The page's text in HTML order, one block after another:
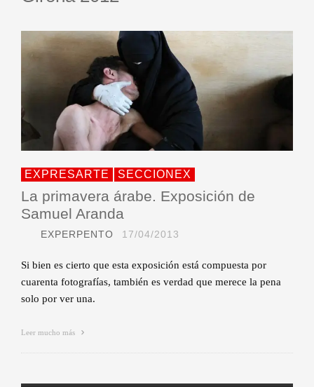
EXPRESARTE SECCIONEX
La primavera árabe. Exposición de
Samuel Aranda
EXPERPENTO 17/04/2013
Si bien es cierto que esta exposición está compuesta por
cuarenta fotografías, también es verdad que merece la pena
solo por ver una.
Leer mucho más